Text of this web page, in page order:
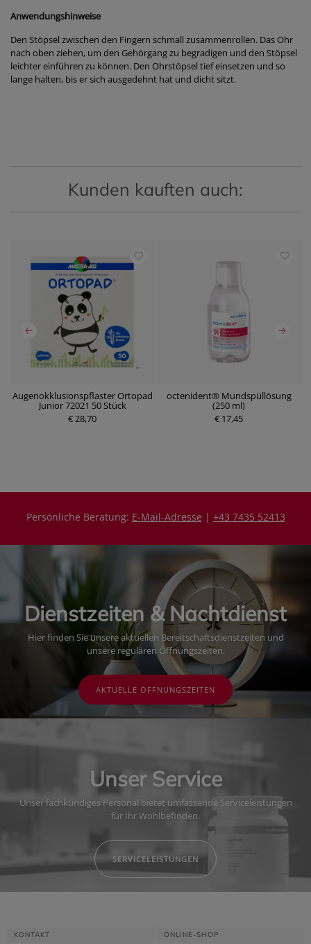
Anwendungshinweise
Den Stöpsel zwischen den Fingern schmall zusammenrollen. Das Ohr
nach oben ziehen, um den Gehörgang zu begradigen und den Stöpsel
leichter einführen zu können. Den Ohrstöpsel tief einsetzen und so
lange halten, bis er sich ausgedehnt hat und dicht sitzt.
Kunden kauften auch:
Augenokklusionspflaster Ortopad
Junior 72021 50 Stück
€ 28,70
octenident® Mundspüllösung
(250 ml)
€ 17,45
Persönliche Beratung: E-Mail-Adresse | +43 7435 52413
Dienstzeiten & Nachtdienst
Hier finden Sie unsere aktuellen Bereitschaftsdienstzeiten und
unsere regulären Öffnungszeiten.
AKTUELLE ÖFFNUNGSZEITEN
Unser Service
Unser fachkundiges Personal bietet umfassende Serviceleistungen
für Ihr Wohlbefinden.
SERVICELEISTUNGEN
KONTAKT ONLINE-SHOP